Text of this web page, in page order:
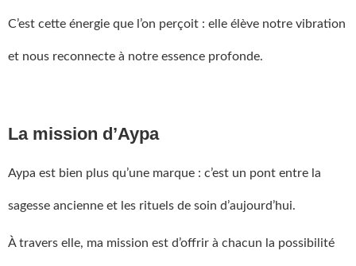
C’est cette énergie que l’on perçoit : elle élève notre vibration
et nous reconnecte à notre essence profonde.
La mission d’Aypa
Aypa est bien plus qu’une marque : c’est un pont entre la
sagesse ancienne et les rituels de soin d’aujourd’hui.
À travers elle, ma mission est d’offrir à chacun la possibilité